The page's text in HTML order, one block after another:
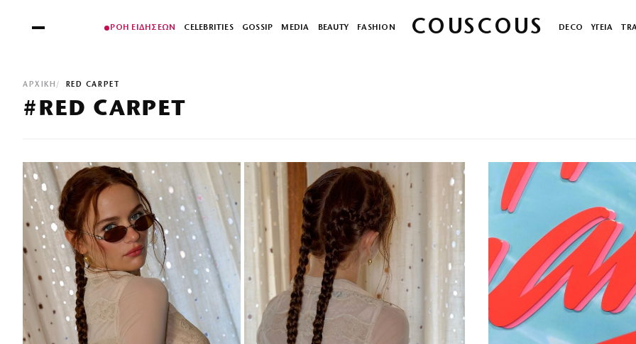
ΡΟΗ ΕΙΔΗΣΕΩΝ CELEBRITIES GOSSIP MEDIA BEAUTY FASHION COUSCOUS DECO ΥΓΕΙΑ
ΑΡΧΙΚΉ RED CARPET
#RED CARPET